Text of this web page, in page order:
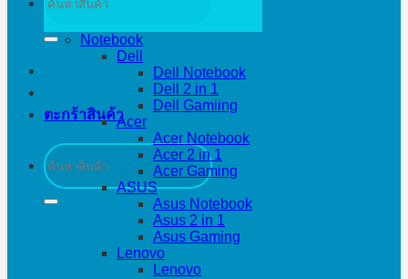
ตะกร้าสินค้า
ค้นหา:
Notebook
Dell
Dell Notebook
Dell 2 in 1
Dell Gamiing
Acer
Acer Notebook
Acer 2 in 1
Acer Gaming
ASUS
Asus Notebook
Asus 2 in 1
Asus Gaming
Lenovo
Lenovo